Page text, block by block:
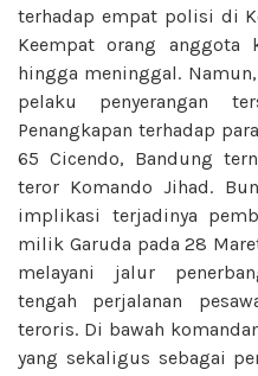
terhadap empat polisi di
Keempat orang anggota
hingga meninggal.
pelaku penyerangan
Penangkapan terhadap
65 Cicendo, Bandung
teror Komando Jihad.
implikasi terjadinya
milik Garuda pada 28
melayani jalur
tengah perjalanan
teroris. Di bawah
yang sekaligus sebagai